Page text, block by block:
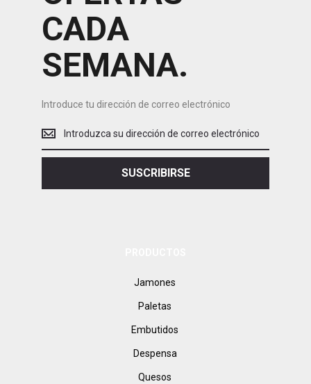
CADA
SEMANA.
Introduce tu dirección de correo electrónico
tu
dirección
SUSCRIBIRSE
Jamones
Paletas
Embutidos
Despensa
Quesos